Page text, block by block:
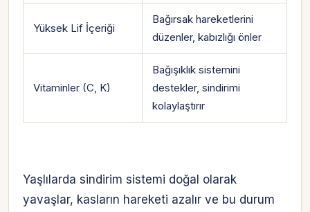
Yüksek Lif İçeriği
Bağırsak hareketlerini
düzenler, kabızlığı önler
Vitaminler (C, K)
Bağışıklık sistemini
destekler, sindirimi
kolaylaştırır
Yaşlılarda sindirim sistemi doğal olarak
yavaşlar, kasların hareketi azalır ve bu durum